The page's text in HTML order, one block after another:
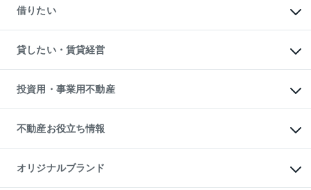
中古一戸建ての購入
不動産購入の流れ
注目キーワード物件特集
購入ガイド
English 繁体中文簡体中文
一戸建ての売却・査定
土地の売却・査定
スピードAI査定
不動産査定について
不動産売却の流れ
不動産買換えの流れ
売却ガイド
借りたい
オフィス・店舗の賃貸
借りるときの流れ
借りるガイド
貸したい・賃貸経営
マンション賃料データ
賃貸管理プラン
リロケーションについて
貸すガイド
投資用・事業用不動産
事業用不動産
マンション投資
投資用マンション
アパート経営
不動産お役立ち情報
マンションライブラリー
人気マンションランキング
暮らしに役立つ不動産メディア
オリジナルブランド